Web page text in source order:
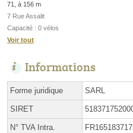
71, à 156 m
7 Rue Assalit
Capacité : 0 vélos
Voir tout
Informations
Forme juridique SARL
SIRET
N° TVA Intra.